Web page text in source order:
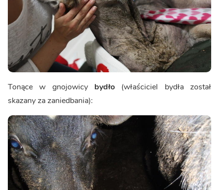
Tonące w gnojowicybydło (właściciel bydła został
skazany za zaniedbania):